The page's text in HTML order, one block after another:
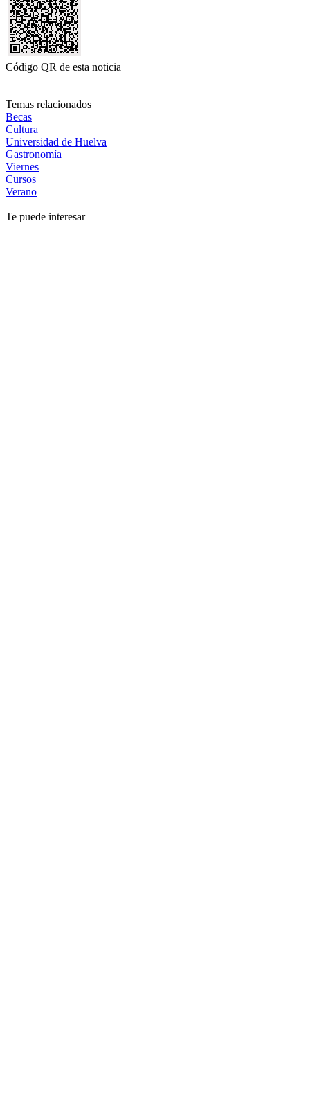
Código QR de esta noticia
Temas relacionados
Becas
Cultura
Universidad de Huelva
Gastronomía
Viernes
Cursos
Verano
Te puede interesar